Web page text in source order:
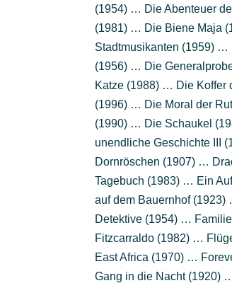
(1954) … Die Abenteuer
(1981) … Die Biene Maja
Stadtmusikanten (1959)
(1956) … Die
Katze (1988) … Die Koffer
(1996) … Die Moral der
(1990) … Die Schaukel
unendliche Geschichte III
Dornröschen (1907) …
Tagebuch (1983) … Ein
auf dem Bauernhof
Detektive (1954) …
Fitzcarraldo (1982) …
East Africa (1970) …
Gang in die Nacht (1920)